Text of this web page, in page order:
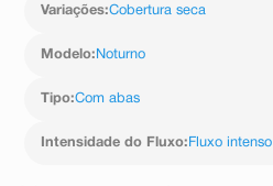
Variações:Cobertura seca
Modelo: Noturno
Tipo:Com abas
Intensidade do Fluxo: Fluxo intenso